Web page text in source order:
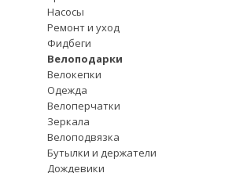
Насосы
Ремонт и уход
Фидбеги
Велоподарки
Велокепки
Одежда
Велоперчатки
Зеркала
Велоподвязка
Бутылки и держатели
Дождевики